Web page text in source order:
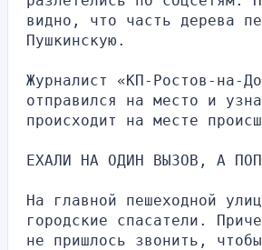
видно, что часть дерева
Пушкинскую.
Журналист «КП-Ростов-на-
отправился на место и
происходит на месте
ЕХАЛИ НА ОДИН ВЫЗОВ, А
На главной пешеходной
городские спасатели.
не пришлось звонить,